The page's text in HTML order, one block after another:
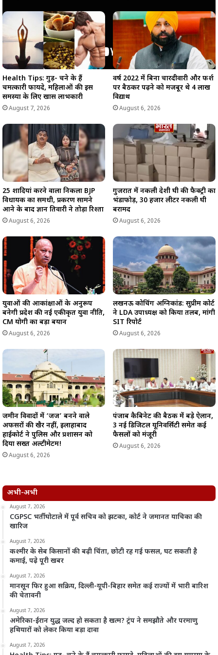
Health Tips: गुड़- चने के हैं
चमत्कारी फायदे, महिलाओं की इस
समस्या के लिए खास लाभकारी
August 7, 2026
वर्ष 2022 में बिना चारदीवारी और फर्श
पर बैठकर पढ़ने को मजबूर थे 4 लाख
विद्यार्थी
August 6, 2026
25 शादियां करने वाला निकला BJP
विधायक का समधी, प्रकरण सामने
आने के बाद ज्ञान तिवारी ने तोड़ा रिश्ता
August 6, 2026
गुजरात में नकली देशी घी की फैक्ट्री का
भंडाफोड़, 30 हजार लीटर नकली घी
बरामद
August 6, 2026
युवाओं की आकांक्षाओं के अनुरूप
बनेगी प्रदेश की नई एकीकृत युवा नीति,
CM योगी का बड़ा बयान
August 6, 2026
लखनऊ कोचिंग अग्निकांड: सुप्रीम कोर्ट
ने LDA उपाध्यक्ष को किया तलब, मांगी
SIT रिपोर्ट
August 6, 2026
जमीन विवादों में ‘जज’ बनने वाले
अफसरों की खैर नहीं, इलाहाबाद
हाईकोर्ट ने पुलिस और प्रशासन को
दिया सख्त अल्टीमेटम!
August 6, 2026
पंजाब कैबिनेट की बैठक में बड़े ऐलान,
3 नई डिजिटल यूनिवर्सिटी समेत कई
फैसलों को मंजूरी
August 6, 2026
अभी-अभी
August 7, 2026
CGPSC भर्ती घोटाले में पूर्व सचिव को झटका, कोर्ट ने जमानत याचिका की
खारिज
August 7, 2026
कश्मीर के सेब किसानों की बढ़ी चिंता, छोटी रह गई फसल, घट सकती है
कमाई, पढ़े पूरी खबर
August 7, 2026
मानसून फिर हुआ सक्रिय, दिल्ली-यूपी-बिहार समेत कई राज्यों में भारी बारिश
की चेतावनी
August 7, 2026
अमेरिका-ईरान युद्ध जल्द हो सकता है खत्म? ट्रंप ने समझौते और परमाणु
हथियारों को लेकर किया बड़ा दावा
August 7, 2026